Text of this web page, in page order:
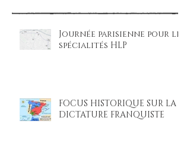
Journée parisienne pour les
spécialités HLP
FOCUS HISTORIQUE SUR LA
DICTATURE FRANQUISTE